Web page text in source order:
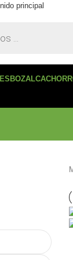
principal
BOZAL